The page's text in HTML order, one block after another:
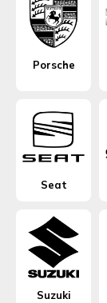
Porsche
Seat
Suzuki